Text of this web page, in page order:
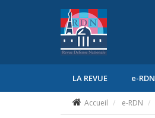
LA REVUE e-RDN
Accueil e-RDN